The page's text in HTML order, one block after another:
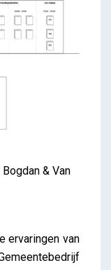
& Van
ervaringen van